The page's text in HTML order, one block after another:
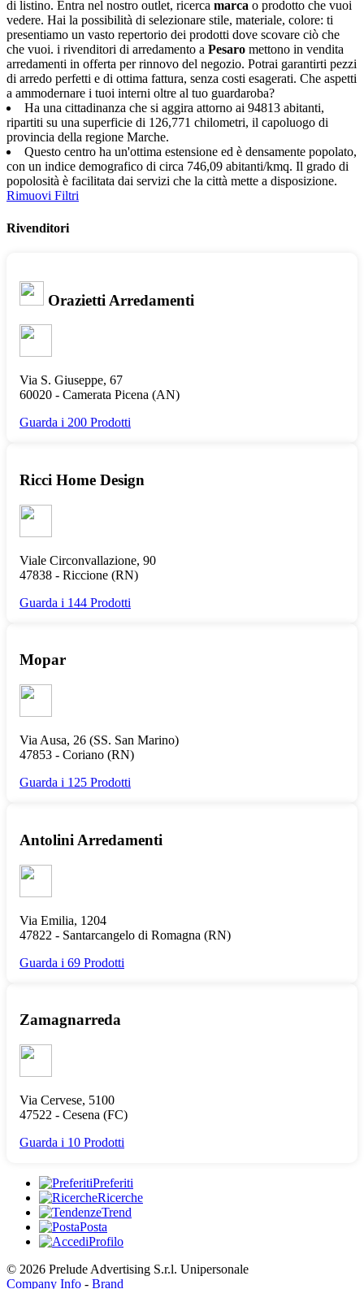
di listino. Entra nel nostro outlet, ricerca marca o prodotto che vuoi
vedere. Hai la possibilità di selezionare stile, materiale, colore: ti
presentiamo un vasto repertorio dei prodotti dove scovare ciò che
che vuoi. i rivenditori di arredamento a Pesaro mettono in vendita
arredamenti in offerta per rinnovo del negozio. Potrai garantirti pezzi
di arredo perfetti e di ottima fattura, senza costi esagerati. Che aspetti
a ammodernare i tuoi interni oltre al tuo guardaroba?
Ha una cittadinanza che si aggira attorno ai 94813 abitanti,
ripartiti su una superficie di 126,771 chilometri, il capoluogo di
provincia della regione Marche.
Questo centro ha un'ottima estensione ed è densamente popolato,
con un indice demografico di circa 746,09 abitanti/kmq. Il grado di
popolosità è facilitata dai servizi che la città mette a disposizione.
Rimuovi Filtri
Rivenditori
Orazietti Arredamenti
Via S. Giuseppe, 67
60020 - Camerata Picena (AN)
Guarda i 200 Prodotti
Ricci Home Design
Viale Circonvallazione, 90
47838 - Riccione (RN)
Guarda i 144 Prodotti
Mopar
Via Ausa, 26 (SS. San Marino)
47853 - Coriano (RN)
Guarda i 125 Prodotti
Antolini Arredamenti
Via Emilia, 1204
47822 - Santarcangelo di Romagna (RN)
Guarda i 69 Prodotti
Zamagnarreda
Via Cervese, 5100
47522 - Cesena (FC)
Guarda i 10 Prodotti
Preferiti
Ricerche
Trend
Posta
Profilo
© 2026 Prelude Advertising S.r.l. Unipersonale
Company Info - Brand